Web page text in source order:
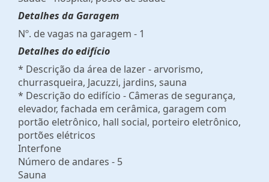
Detalhes da Garagem
Nº. de vagas na garagem - 1
Detalhes do edifício
* Descrição da área de lazer - arvorismo,
churrasqueira, Jacuzzi, jardins, sauna
* Descrição do edifício - Câmeras de segurança,
elevador, fachada em cerâmica, garagem com
portão eletrônico, hall social, porteiro eletrônico,
portões elétricos
Interfone
Número de andares - 5
Sauna